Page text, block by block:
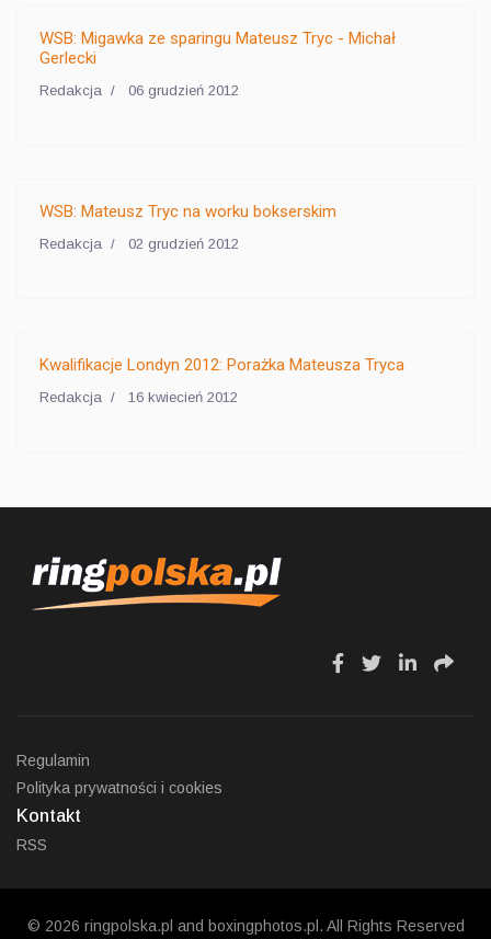
WSB: Migawka ze sparingu Mateusz Tryc - Michał
Gerlecki
Redakcja 06 grudzień 2012
WSB: Mateusz Tryc na worku bokserskim
Redakcja 02 grudzień 2012
Kwalifikacje Londyn 2012: Porażka Mateusza Tryca
Redakcja 16 kwiecień 2012
fa
fa
fa
fa
Regulamin
Polityka prywatności i cookies
Kontakt
RSS
© 2026 ringpolska.pl and boxingphotos.pl . All Rights Reserved